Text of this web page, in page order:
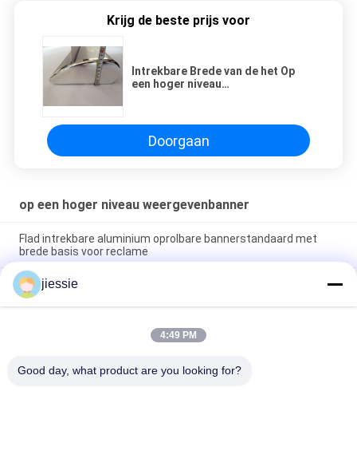
Krijg de beste prijs voor
Intrekbare Brede van de het Op
een hoger niveau
Vertoningstribune voor
Openluchtreclame
Doorgaan
op een hoger niveau weergevenbanner
Flad intrekbare aluminium oprolbare bannerstandaard met
brede basis voor reclame
Verschillende hoogte veer traan / rechthoekige strandvlag
met Injecteer water kelder houder, aluminium paal, kruis basis
spike Teleskopische vliegende vlaggen
Advertentie Evenement Op maat gedrukt Pop-up Een frame
jiessie
4:49 PM
Good day, what product are you looking for?